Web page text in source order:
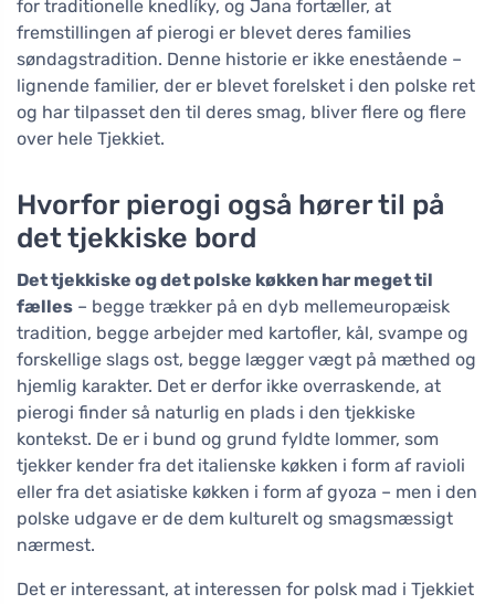
for traditionelle knedlíky, og Jana fortæller, at
fremstillingen af pierogi er blevet deres families
søndagstradition. Denne historie er ikke enestående –
lignende familier, der er blevet forelsket i den polske ret
og har tilpasset den til deres smag, bliver flere og flere
over hele Tjekkiet.
Hvorfor pierogi også hører til på
det tjekkiske bord
Det tjekkiske og det polske køkken har meget til
fælles – begge trækker på en dyb mellemeuropæisk
tradition, begge arbejder med kartofler, kål, svampe og
forskellige slags ost, begge lægger vægt på mæthed og
hjemlig karakter. Det er derfor ikke overraskende, at
pierogi finder så naturlig en plads i den tjekkiske
kontekst. De er i bund og grund fyldte lommer, som
tjekker kender fra det italienske køkken i form af ravioli
eller fra det asiatiske køkken i form af gyoza – men i den
polske udgave er de dem kulturelt og smagsmæssigt
nærmest.
Det er interessant, at interessen for polsk mad i Tjekkiet